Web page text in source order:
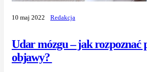
Udar mózgu – jak rozpoznać
objawy?
10 maj 2022 Redakcja